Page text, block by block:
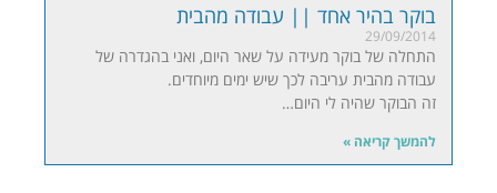
בוקר בהיר אחד || עבודה מהבית
29/09/2014
התחלה של בוקר מעידה על שאר היום, ואני בהגדרה של
עבודה מהבית עריבה לכך שיש ימים מיוחדים.
זה הבוקר שהיה לי היום…
להמשך קריאה »